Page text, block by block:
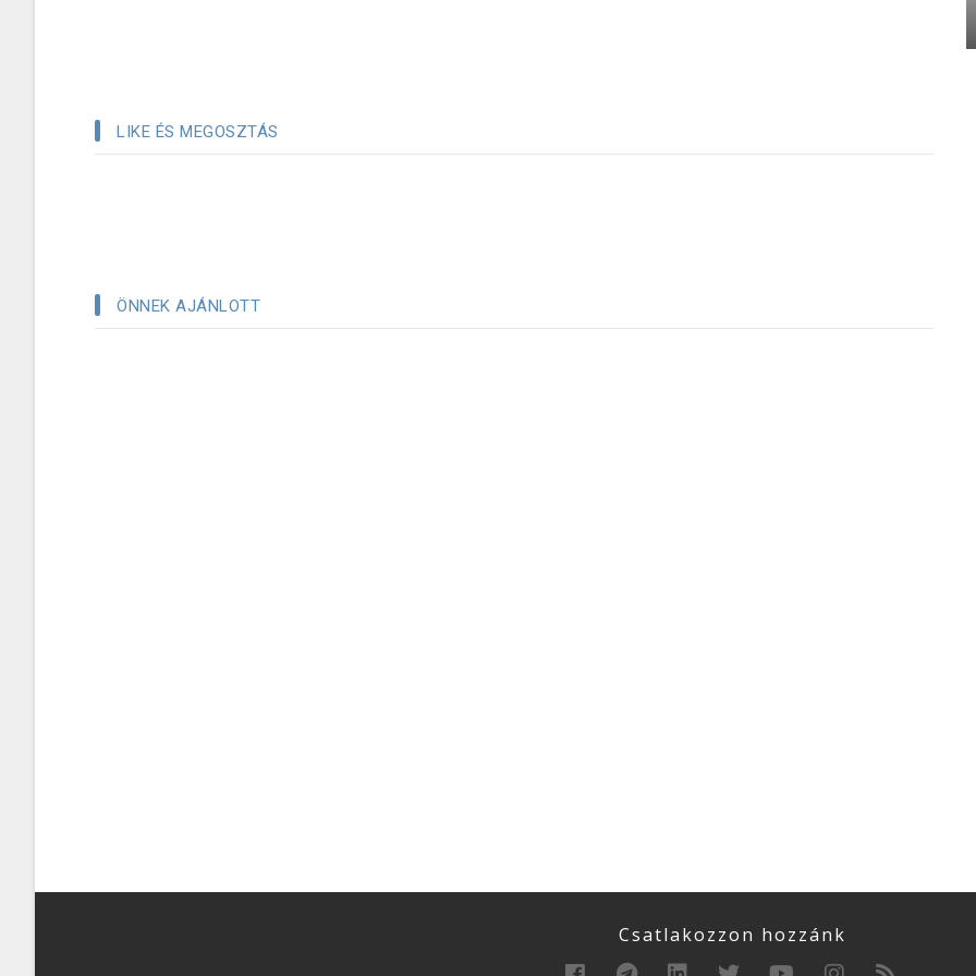
LIKE ÉS MEGOSZTÁS
ÖNNEK AJÁNLOTT
Csatlakozzon hozzánk